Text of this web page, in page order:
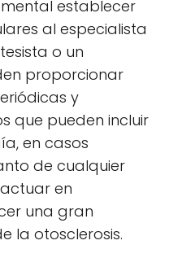
establecer
al especialista
o un
proporcionar
y
que pueden incluir
en casos
de cualquier
en
una gran
la otosclerosis.